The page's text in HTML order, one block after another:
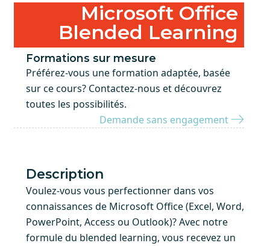
Microsoft Office
Blended Learning
Formations sur mesure
Préférez-vous une formation adaptée, basée
sur ce cours? Contactez-nous et découvrez
toutes les possibilités.
Demande sans engagement
Description
Voulez-vous vous perfectionner dans vos
connaissances de Microsoft Office (Excel, Word,
PowerPoint, Access ou Outlook)? Avec notre
formule du blended learning, vous recevez un